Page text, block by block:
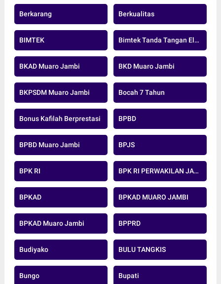
Berkarang Berkualitas
BIMTEK Bimtek Tanda Tangan Elektronik
BKAD Muaro Jambi BKD Muaro Jambi
BKPSDM Muaro Jambi Bocah 7 Tahun
Bonus Kafilah Berprestasi BPBD
BPBD Muaro Jambi BPJS
BPK RI BPK RI PERWAKILAN JAMBI
BPKAD BPKAD MUARO JAMBI
BPKAD Muaro Jambi BPPRD
Budiyako BULU TANGKIS
Bungo Bupati